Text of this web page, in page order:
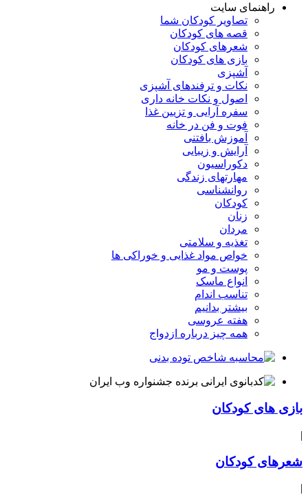
راهنمای سایت
تصاویر کودکان شما
قصه های کودکان
شعرهای کودکان
بازی های کودکان
آشپزی
نکات و ترفندهای آشپزی
اصول و نکات خانه داری
سفره آرایی و تزیین غذا
فوت و فن در خانه
آموزش بافتنی
آرایش و زیبایی
دکوراسیون
مهارتهای زندگی
روانشناسی
کودکان
زنان
مردان
تغذیه و سلامتی
خواص مواد غذایی و خوراکی ها
پوست و مو
انواع ماسک
تناسب اندام
بیشتر بدانیم
هفته عروسی
همه چیز درباره ازدواج
بازی های کودکان
|
شعرهای کودکان
|